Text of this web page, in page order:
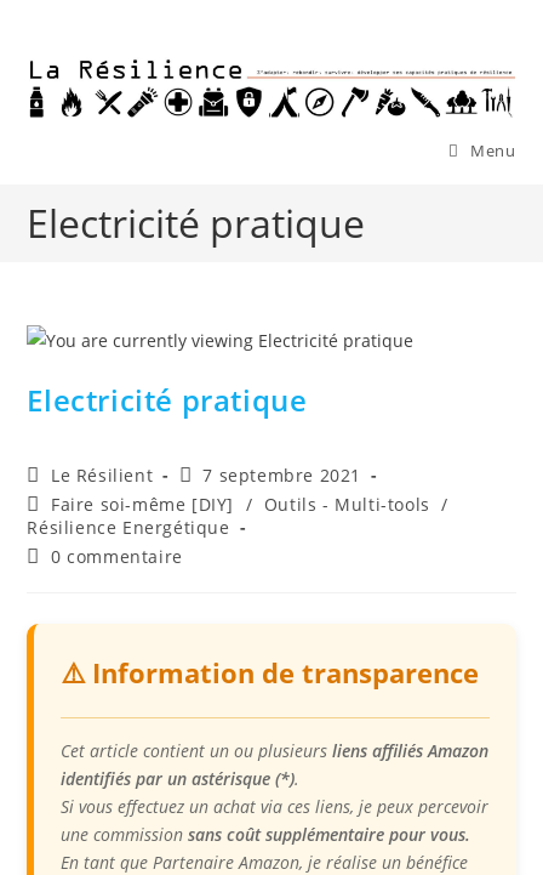
content
Menu
Electricité pratique
Electricité pratique
Auteur/autrice
de
la
Le Résilient
Publication
publiée :
7 septembre 2021
Post
category:
Faire soi-même [DIY] / Outils - Multi-tools
/
Résilience Energétique
Commentaires
publication :
0 commentaire
⚠️ Information de transparence
Cet article contient un ou plusieursliens affiliés Amazon
identifiés par un astérisque (*).
Si vous effectuez un achat via ces liens, je peux percevoir
une commissionsans coût supplémentaire pour vous.
En tant que Partenaire Amazon, je réalise un bénéfice